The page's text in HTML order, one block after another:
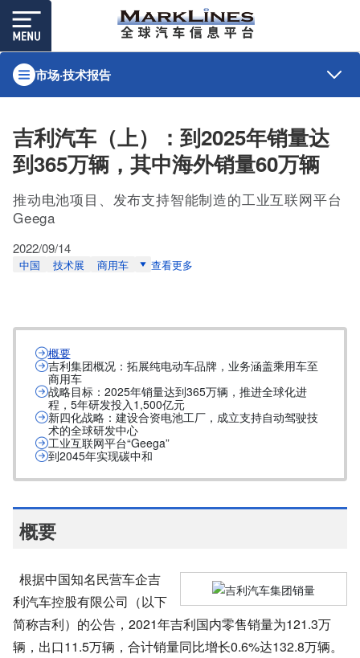
市场·技术报告
吉利汽车（上）：到2025年销量达
到365万辆，其中海外销量60万辆
推动电池项目、发布支持智能制造的工业互联网平台
Geega
2022/09/14
中国 技术展 商用车 查看更多
概要
吉利集团概况：拓展纯电动车品牌，业务涵盖乘用车至
商用车
战略目标：2025年销量达到365万辆，推进全球化进
程，5年研发投入1,500亿元
新四化战略：建设合资电池工厂，成立支持自动驾驶技
术的全球研发中心
工业互联网平台“Geega”
到2045年实现碳中和
概要
根据中国知名民营车企吉
利汽车控股有限公司（以下
简称吉利）的公告，2021年吉利国内零售销量为121.3万
辆，出口11.5万辆，合计销量同比增长0.6%达132.8万辆。